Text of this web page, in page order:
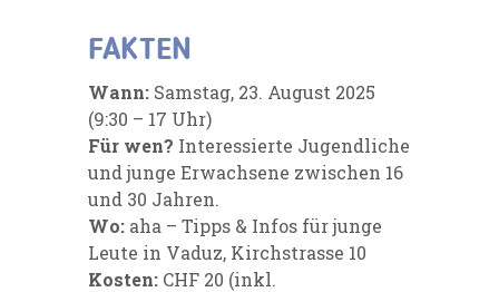
FAKTEN
Wann: Samstag, 23. August 2025
(9:30 – 17 Uhr)
Für wen? Interessierte Jugendliche
und junge Erwachsene zwischen 16
und 30 Jahren.
Wo: aha – Tipps & Infos für junge
Leute in Vaduz, Kirchstrasse 10
Kosten: CHF 20 (inkl.